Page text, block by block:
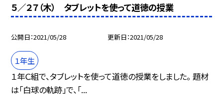
５／２７（木） タブレットを使って道徳の授業
公開日 2021/05/28 更新日 2021/05/28
１年生
１年Ｃ組で、タブレットを使って道徳の授業をしました。 題材
は「白球の軌跡」で、「...